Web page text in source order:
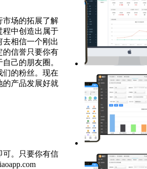
场的拓展了解
程中创造出属于
相信一个刚出
的信誉只要你有
己的朋友圈。
们的粉丝。现在
的产品发展好就
可。只要你有信